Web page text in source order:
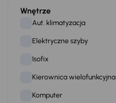
Wnętrze
Aut. klimatyzacja
Elektryczne szyby
Isofix
Kierownica wielofunkcyjna
Komputer